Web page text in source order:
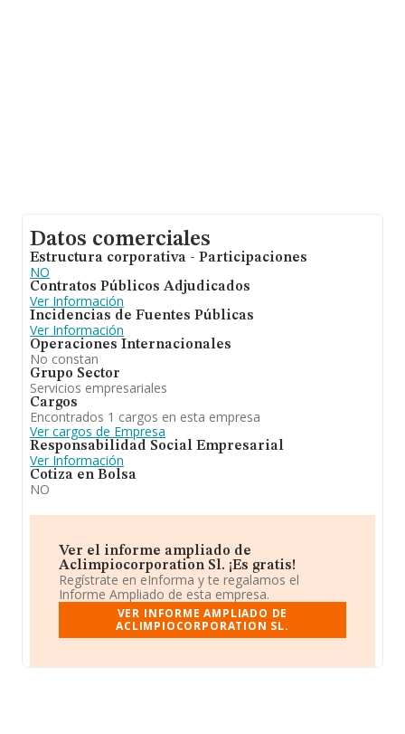
Datos comerciales
Estructura corporativa - Participaciones
NO
Contratos Públicos Adjudicados
Ver Información
Incidencias de Fuentes Públicas
Ver Información
Operaciones Internacionales
No constan
Grupo Sector
Servicios empresariales
Cargos
Encontrados 1 cargos en esta empresa
Ver cargos de Empresa
Responsabilidad Social Empresarial
Ver Información
Cotiza en Bolsa
NO
Ver el informe ampliado de
Aclimpiocorporation Sl. ¡Es gratis!
Regístrate en eInforma y te regalamos el
Informe Ampliado de esta empresa.
VER INFORME AMPLIADO DE
ACLIMPIOCORPORATION SL.